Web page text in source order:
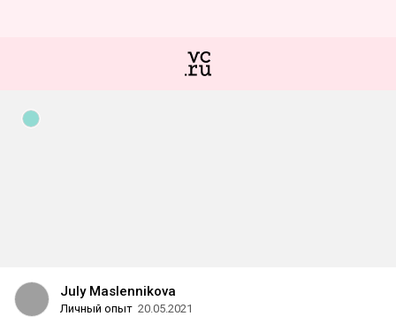
July Maslennikova
Личный опыт 20.05.2021